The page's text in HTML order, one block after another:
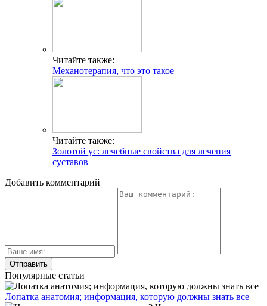
Читайте также:
Механотерапия, что это такое
Читайте также:
Золотой ус: лечебные свойства для лечения
суставов
Добавить комментарий
Популярные статьи
Лопатка анатомия; информация, которую должны знать все